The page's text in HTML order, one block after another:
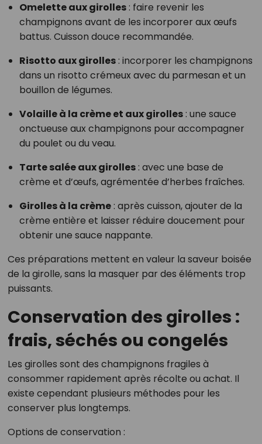
Omelette aux girolles: faire revenir les
champignons avant de les incorporer aux œufs
battus. Cuisson douce recommandée.
Risotto aux girolles: incorporer les champignons
dans un risotto crémeux avec du parmesan et un
bouillon de légumes.
Volaille à la crème et aux girolles: une sauce
onctueuse aux champignons pour accompagner
du poulet ou du veau.
Tarte salée aux girolles: avec une base de
crème et d’œufs, agrémentée d’herbes fraîches.
Girolles à la crème: après cuisson, ajouter de la
crème entière et laisser réduire doucement pour
obtenir une sauce nappante.
Ces préparations mettent en valeur la saveur boisée
de la girolle, sans la masquer par des éléments trop
puissants.
Conservation des girolles :
frais, séchés ou congelés
Les girolles sont des champignons fragiles à
consommer rapidement après récolte ou achat. Il
existe cependant plusieurs méthodes pour les
conserver plus longtemps.
Options de conservation :